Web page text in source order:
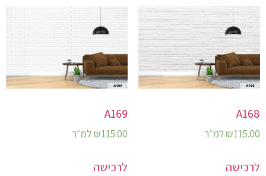
A168
₪115.00 למ״ר
לרכישה
A169
₪115.00 למ״ר
לרכישה